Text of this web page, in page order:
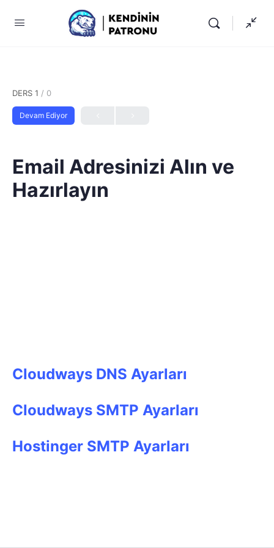
DERS 1 / 0
Devam Ediyor
Email Adresinizi Alın ve
Hazırlayın
Cloudways DNS Ayarları
Cloudways SMTP Ayarları
Hostinger SMTP Ayarları